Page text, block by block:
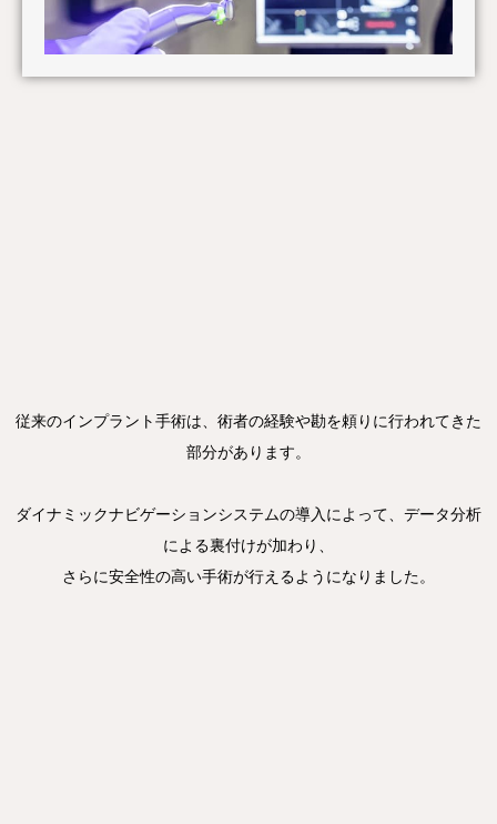
従来のインプラント手術は、術者の経験や勘を頼りに行われてきた
部分があります。
ダイナミックナビゲーションシステムの導入によって、データ分析
による裏付けが加わり、
さらに安全性の高い手術が行えるようになりました。